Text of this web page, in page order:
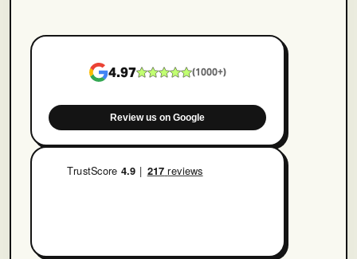
4.97 (1000+)
Review us on Google